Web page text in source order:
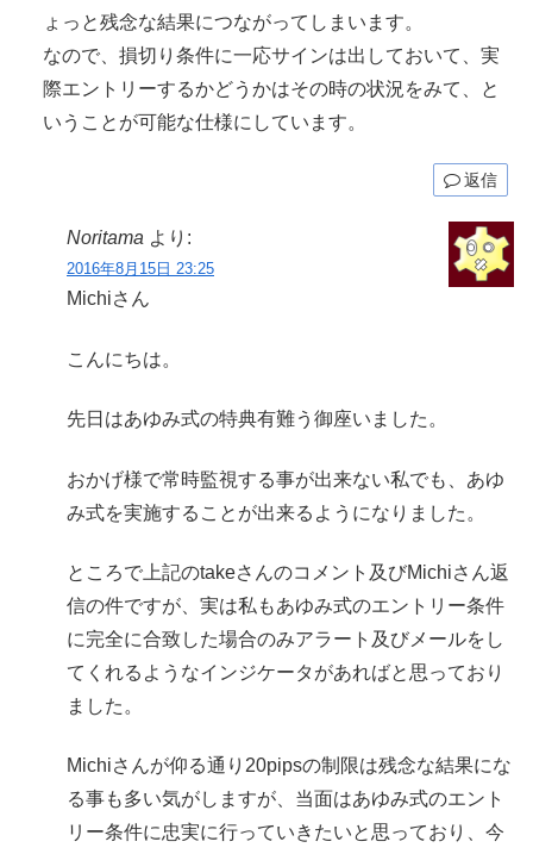
ょっと残念な結果につながってしまいます。
なので、損切り条件に一応サインは出しておいて、実
際エントリーするかどうかはその時の状況をみて、と
いうことが可能な仕様にしています。
返信
Noritama より:
2016年8月15日 23:25
Michiさん
こんにちは。
先日はあゆみ式の特典有難う御座いました。
おかげ様で常時監視する事が出来ない私でも、あゆ
み式を実施することが出来るようになりました。
ところで上記のtakeさんのコメント及びMichiさん返
信の件ですが、実は私もあゆみ式のエントリー条件
に完全に合致した場合のみアラート及びメールをし
てくれるようなインジケータがあればと思っており
ました。
Michiさんが仰る通り20pipsの制限は残念な結果にな
る事も多い気がしますが、当面はあゆみ式のエント
リー条件に忠実に行っていきたいと思っており、今